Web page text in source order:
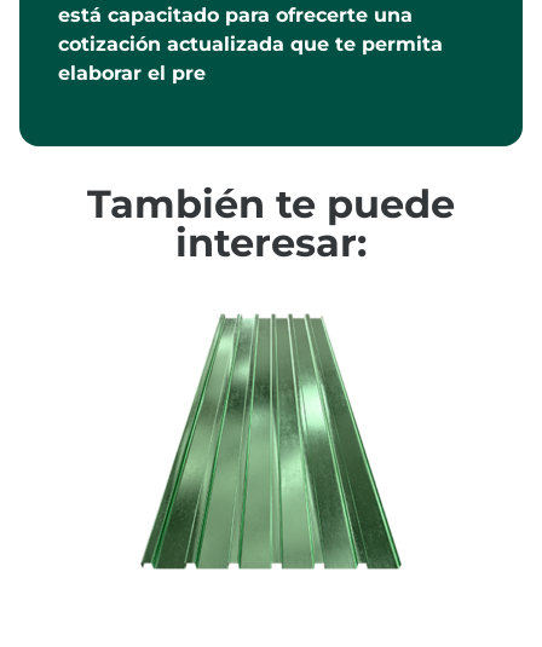
está capacitado para ofrecerte una
cotización actualizada que te permita
elaborar el pre
También te puede
interesar: